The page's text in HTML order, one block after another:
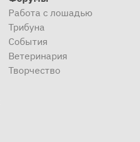
Работа с лошадью
Трибуна
События
Ветеринария
Творчество